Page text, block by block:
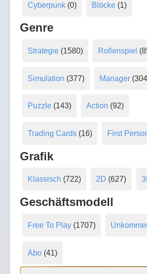
Cyberpunk(0) Blöcke (1)
Genre
Strategie(1580) Rollenspiel
Simulation (377) Manager
Puzzle(143) Action (92)
Trading Cards(16) First
Grafik
Klassisch (722) 2D (627)
Geschäftsmodell
Free To Play(1707)
Abo(41)